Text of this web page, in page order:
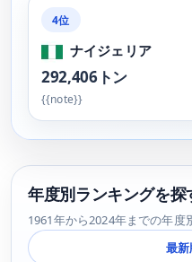
4位
ナイジェリア
292,406トン
{{note}}
年度別ランキングを探
1961年から2024年までの年度
最新